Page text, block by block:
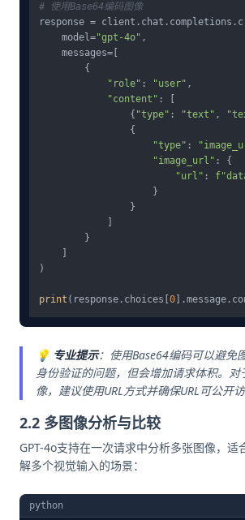
# 使用Base64编码图像
response =
    model=
"gpt-4o" ,
    messages=[
        {
"role" : "user" ,
"content" : [
                {
"type" : "text" ,
                {
"type" :
"image_url" : {
"url" :
                    }
                }
        }
)
print (response.choices[ 0
💡 专业提示：使用Base64编码可以避免
身份验证的问题，但会增加请求体积。
像，建议使用URL方式并确保URL可公开访
2.2 多图像分析与比较
GPT-4o支持在一次请求中分析多张图像，适
解多个视觉输入的场景：
python